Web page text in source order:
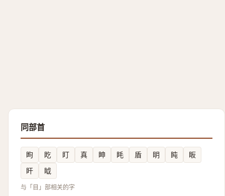
同部首
眗 盵 盯 真 眒 眊 盾 眀 盹
眅
盰
眓
与「目」部相关的字